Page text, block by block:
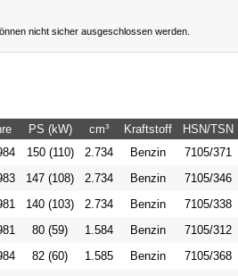
nicht sicher ausgeschlossen werden.
PS (kW) cm³ Kraftstoff
HSN/TSN
150 (110) 2.734 Benzin
7105/371
147 (108) 2.734 Benzin
7105/346
140 (103) 2.734 Benzin
7105/338
80 (59) 1.584 Benzin
7105/312
82 (60) 1.585 Benzin
7105/368